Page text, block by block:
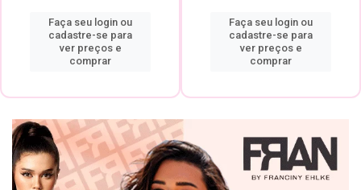
Faça seu login ou
cadastre-se para
ver preços e
comprar
Faça seu login ou
cadastre-se para
ver preços e
comprar